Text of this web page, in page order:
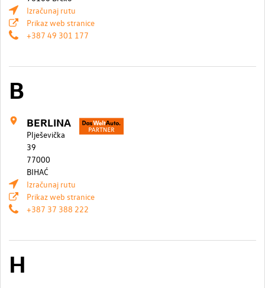
Izračunaj rutu
Prikaz web stranice
+387 49 301 177
B
BERLINA
Plješevička
39
77000
BIHAĆ
Izračunaj rutu
Prikaz web stranice
+387 37 388 222
H